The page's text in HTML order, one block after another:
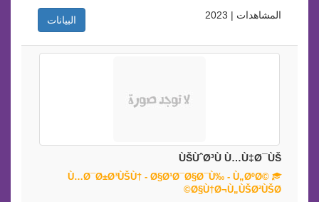
البيانات المشاهدات | 2023
ÙŠÙˆØ³Ù Ù…Ù‡Ø¯ÙŠ
Ù…Ø¯Ø±Ø³ÙŠÙ† - Ø§Ø¹Ø¯Ø§Ø¯Ù‰ - Ù„ØºØ©
Ø§Ù†Ø¬Ù„ÙŠØ²ÙŠØ©